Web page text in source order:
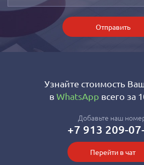
Отправить
Узнайте стоимость
в WhatsApp всего за
Добавьте наш
+7 913 209-
Перейти в чат